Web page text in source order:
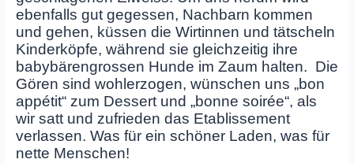
ebenfalls gut gegessen, Nachbarn kommen
und gehen, küssen die Wirtinnen und tätscheln
Kinderköpfe, während sie gleichzeitig ihre
babybärengrossen Hunde im Zaum halten. Die
Gören sind wohlerzogen, wünschen uns „bon
appétit“ zum Dessert und „bonne soirée“, als
wir satt und zufrieden das Etablissement
verlassen. Was für ein schöner Laden, was für
nette Menschen!